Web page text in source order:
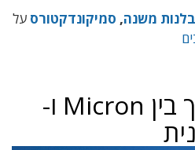
משנה, סמיקונדקטורס על
הסתיים הסכסוך בין Micron ו-